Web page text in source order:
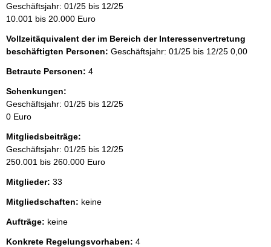
Geschäftsjahr: 01/25 bis 12/25
10.001 bis 20.000 Euro
Vollzeitäquivalent der im Bereich der Interessenvertretung
beschäftigten Personen: Geschäftsjahr: 01/25 bis 12/25 0,00
Betraute Personen: 4
Schenkungen:
Geschäftsjahr: 01/25 bis 12/25
0 Euro
Mitgliedsbeiträge:
Geschäftsjahr: 01/25 bis 12/25
250.001 bis 260.000 Euro
Mitglieder: 33
Mitgliedschaften: keine
Aufträge: keine
Konkrete Regelungsvorhaben: 4